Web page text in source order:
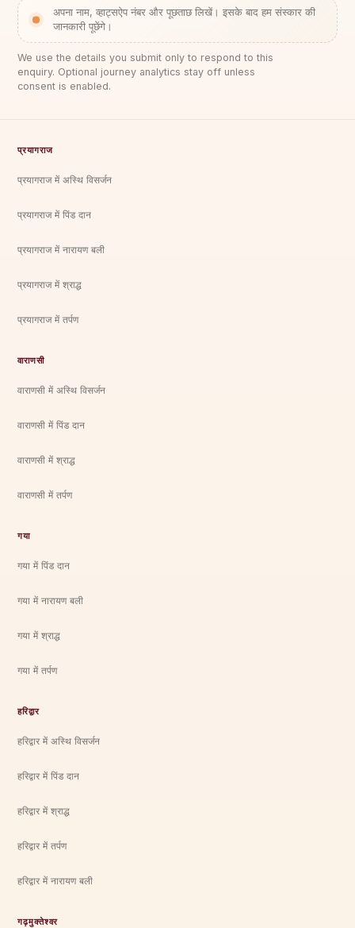
अपना नाम, व्हाट्सऐप नंबर और पूछताछ लिखें। इसके बाद हम संस्कार की
जानकारी पूछेंगे।
We use the details you submit only to respond to this
enquiry. Optional journey analytics stay off unless
consent is enabled.
प्रयागराज
प्रयागराज में अस्थि विसर्जन
प्रयागराज में पिंड दान
प्रयागराज में नारायण बली
प्रयागराज में श्राद्ध
प्रयागराज में तर्पण
वाराणसी
वाराणसी में अस्थि विसर्जन
वाराणसी में पिंड दान
वाराणसी में श्राद्ध
वाराणसी में तर्पण
गया
गया में पिंड दान
गया में नारायण बली
गया में श्राद्ध
गया में तर्पण
हरिद्वार
हरिद्वार में अस्थि विसर्जन
हरिद्वार में पिंड दान
हरिद्वार में श्राद्ध
हरिद्वार में तर्पण
हरिद्वार में नारायण बली
गढ़मुक्तेश्वर